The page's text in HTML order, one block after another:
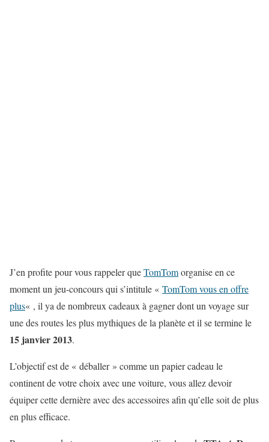
J’en profite pour vous rappeler queTomTomorganise en ce
moment un jeu-concours qui s’intitule « TomTom vous en offre
plus« , il ya de nombreux cadeaux à gagner dont un voyage sur
une des routes les plus mythiques de la planète et il se termine le
15 janvier 2013.
L’objectif est de « déballer » comme un papier cadeau le
continent de votre choix avec une voiture, vous allez devoir
équiper cette dernière avec des accessoires afin qu’elle soit de plus
en plus efficace.